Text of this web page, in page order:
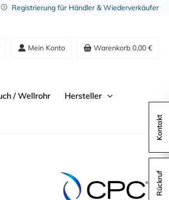
Registrierung für Händler & Wiederverkäufer
Mein Konto Warenkorb 0,00 €
/ Wellrohr Hersteller
Kontakt
Rückruf